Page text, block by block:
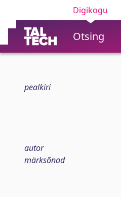
Digikogu
Otsing
pealkiri
autor
märksõnad